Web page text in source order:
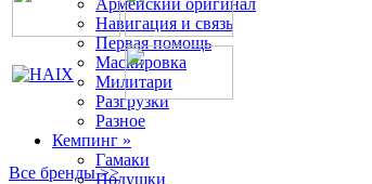
Армейский оригинал
Навигация и связь
Первая помощь
Маскировка
Милитари
Разгрузки
Разное
Кемпинг »
Гамаки
Подушки
Все бренды >>